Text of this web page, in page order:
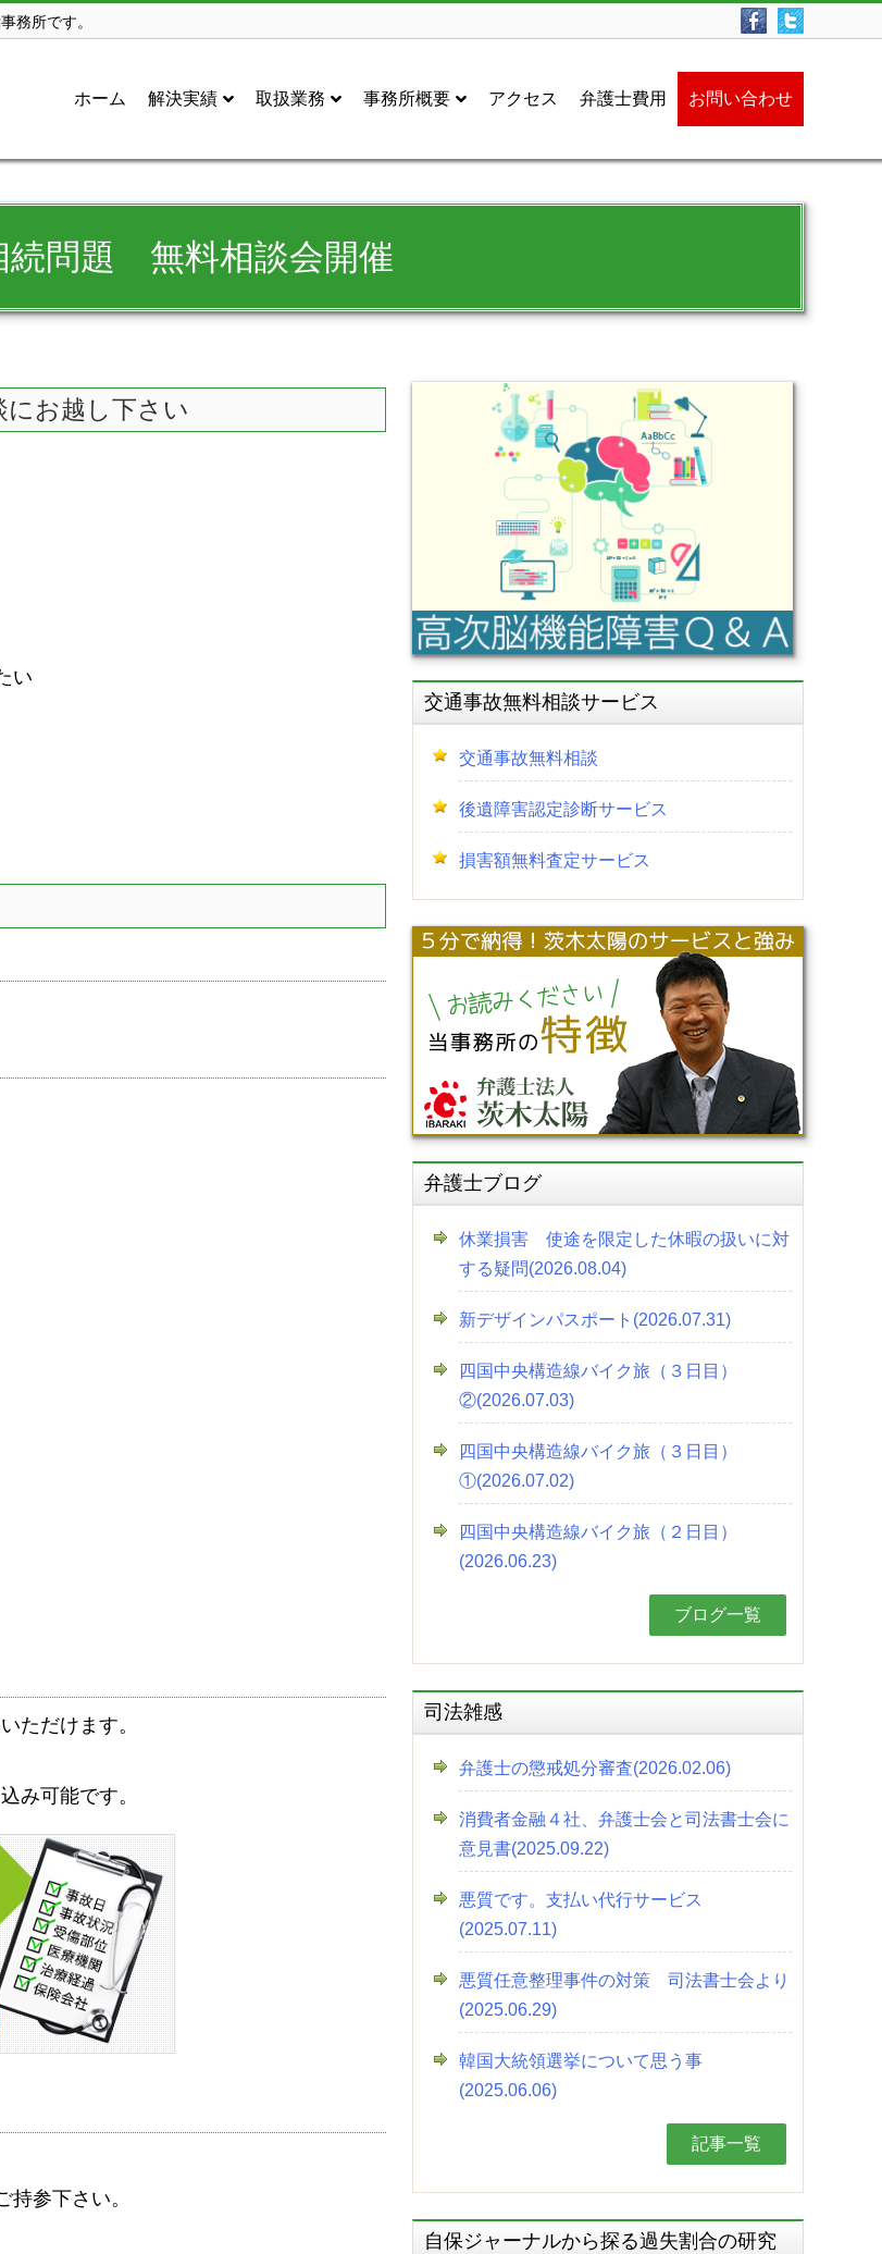
務所です。
ホーム 解決実績 取扱業務 事務所概要 アクセス 弁護士費用 お問い合わせ
問題 無料相談会開催
お越し下さい
い
ただけます。
み可能です。
参下さい。
交通事故無料相談サービス
交通事故無料相談
後遺障害認定診断サービス
損害額無料査定サービス
弁護士ブログ
休業損害 使途を限定した休暇の扱いに対
する疑問(2026.08.04)
新デザインパスポート(2026.07.31)
四国中央構造線バイク旅（３日目）
②(2026.07.03)
四国中央構造線バイク旅（３日目）
①(2026.07.02)
四国中央構造線バイク旅（２日目）
(2026.06.23)
ブログ一覧
司法雑感
弁護士の懲戒処分審査(2026.02.06)
消費者金融４社、弁護士会と司法書士会に
意見書(2025.09.22)
悪質です。支払い代行サービス
(2025.07.11)
悪質任意整理事件の対策 司法書士会より
(2025.06.29)
韓国大統領選挙について思う事
(2025.06.06)
記事一覧
自保ジャーナルから探る過失割合の研究